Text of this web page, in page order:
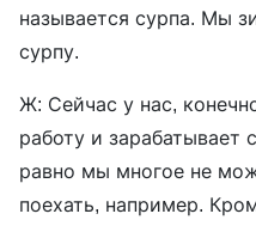
называется сурпа. Мы
сурпу.
Ж: Сейчас у нас,
работу и зарабатывает
равно мы многое не
поехать, например.